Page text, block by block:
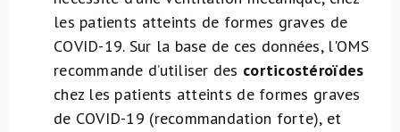
les patients atteints de formes graves de
COVID-19. Sur la base de ces données, l'OMS
recommande d’utiliser des corticostéroïdes
chez les patients atteints de formes graves
de COVID-19 (recommandation forte), et